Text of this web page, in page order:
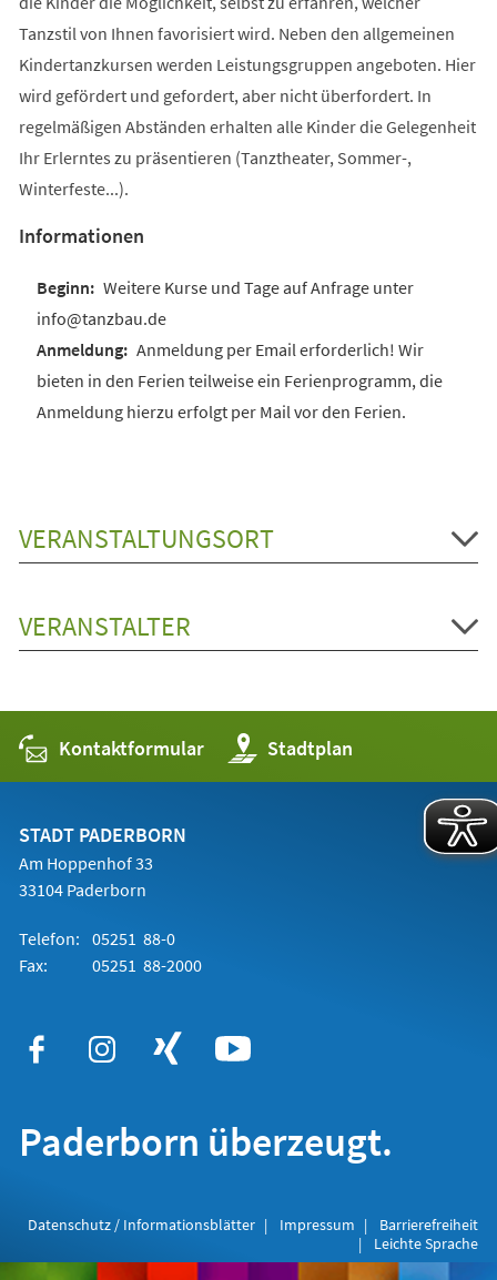
Tanzstil von Ihnen favorisiert wird. Neben den allgemeinen
Kindertanzkursen werden Leistungsgruppen angeboten. Hier
wird gefördert und gefordert, aber nicht überfordert. In
regelmäßigen Abständen erhalten alle Kinder die Gelegenheit
Ihr Erlerntes zu präsentieren (Tanztheater, Sommer-,
Winterfeste...).
Informationen
Weitere Kurse und Tage auf Anfrage unter
info@tanzbau.de
Anmeldung per Email erforderlich! Wir
bieten in den Ferien teilweise ein Ferienprogramm, die
Anmeldung hierzu erfolgt per Mail vor den Ferien.
VERANSTALTUNGSORT
VERANSTALTER
Kontaktformular Stadtplan
(Öffnet
in
einem
STADT PADERBORN
Am Hoppenhof 33
33104 Paderborn
Telefon: 05251 88-0
Fax:
05251 88-2000
Paderborn überzeugt.
Datenschutz / Informationsblätter Impressum
Barrierefreiheit
Leichte Sprache